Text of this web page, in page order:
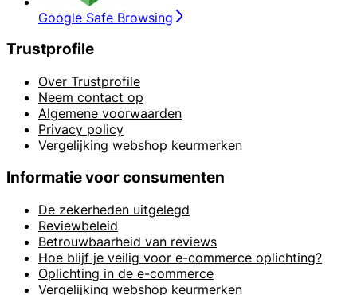
Google Safe Browsing
Trustprofile
Over Trustprofile
Neem contact op
Algemene voorwaarden
Privacy policy
Vergelijking webshop keurmerken
Informatie voor consumenten
De zekerheden uitgelegd
Reviewbeleid
Betrouwbaarheid van reviews
Hoe blijf je veilig voor e-commerce oplichting?
Oplichting in de e-commerce
Vergelijking webshop keurmerken